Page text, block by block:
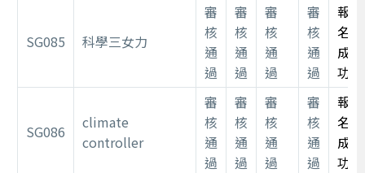
SG085 科學三女力
審
核
通
過
審
核
通
過
審
核
通
過
審
核
通
過
報
名
成
功
SG086
climate
controller
審
核
通
過
審
核
通
過
審
核
通
過
審
核
通
過
報
名
成
功